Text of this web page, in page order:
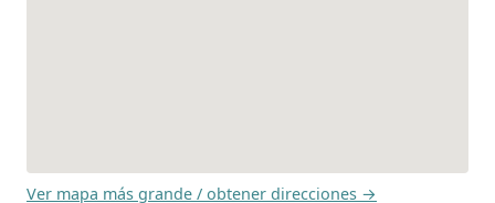
Ver mapa más grande / obtener direcciones →